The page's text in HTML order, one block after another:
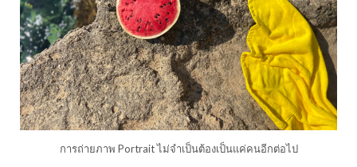
การถ่ายภาพ Portrait ไม่จำเป็นต้องเป็นแค่คนอีกต่อไป